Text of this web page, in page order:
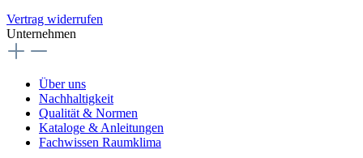
Vertrag widerrufen
Unternehmen
Über uns
Nachhaltigkeit
Qualität & Normen
Kataloge & Anleitungen
Fachwissen Raumklima